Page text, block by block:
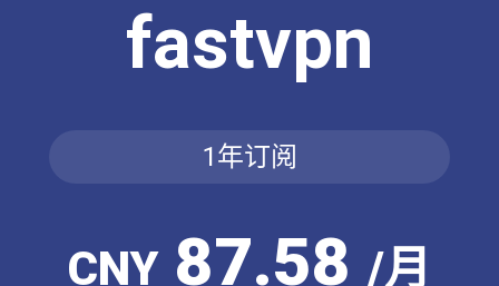
fastvpn
1年订阅
CNY87.58 /月